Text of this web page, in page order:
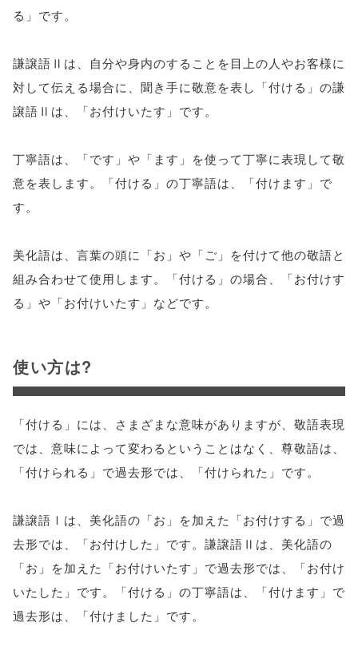
る」です。
謙譲語Ⅱは、自分や身内のすることを目上の人やお客様に
対して伝える場合に、聞き手に敬意を表し「付ける」の謙
譲語Ⅱは、「お付けいたす」です。
丁寧語は、「です」や「ます」を使って丁寧に表現して敬
意を表します。「付ける」の丁寧語は、「付けます」で
す。
美化語は、言葉の頭に「お」や「ご」を付けて他の敬語と
組み合わせて使用します。「付ける」の場合、「お付けす
る」や「お付けいたす」などです。
使い方は?
「付ける」には、さまざまな意味がありますが、敬語表現
では、意味によって変わるということはなく、尊敬語は、
「付けられる」で過去形では、「付けられた」です。
謙譲語Ⅰは、美化語の「お」を加えた「お付けする」で過
去形では、「お付けした」です。謙譲語Ⅱは、美化語の
「お」を加えた「お付けいたす」で過去形では、「お付け
いたした」です。「付ける」の丁寧語は、「付けます」で
過去形は、「付けました」です。